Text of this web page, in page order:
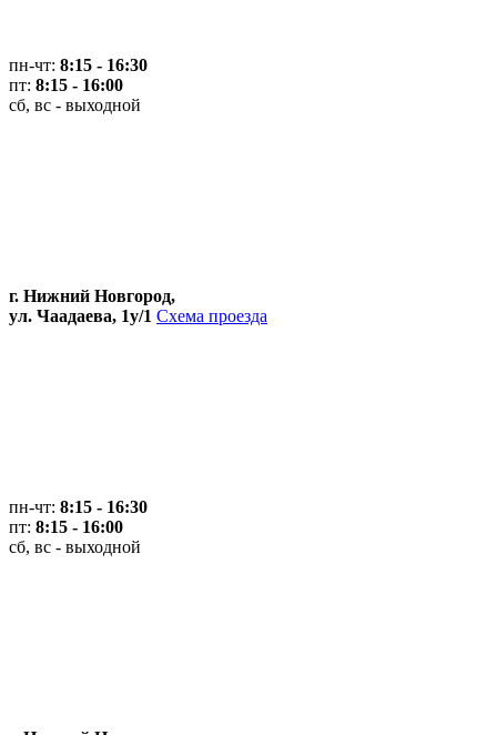
пн-чт: 8:15 - 16:30
пт: 8:15 - 16:00
сб, вс - выходной
г. Нижний Новгород,
ул. Чаадаева, 1у/1 Схема проезда
пн-чт: 8:15 - 16:30
пт: 8:15 - 16:00
сб, вс - выходной